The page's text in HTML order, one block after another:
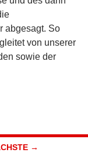
abgesagt. So
von unserer
sowie der
→